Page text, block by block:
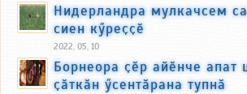
Нидерландра мулкачсем
сиен кӳреҫҫӗ
2022, 05, 10
Борнеора ҫӗр айӗнче апат
ҫӑткӑн ӳсентӑрана тупнӑ